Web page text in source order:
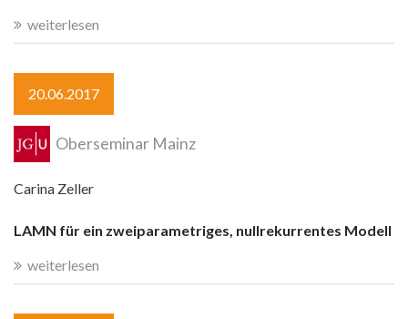
weiterlesen
20.06.2017
Oberseminar Mainz
Carina Zeller
LAMN für ein zweiparametriges, nullrekurrentes Modell
weiterlesen